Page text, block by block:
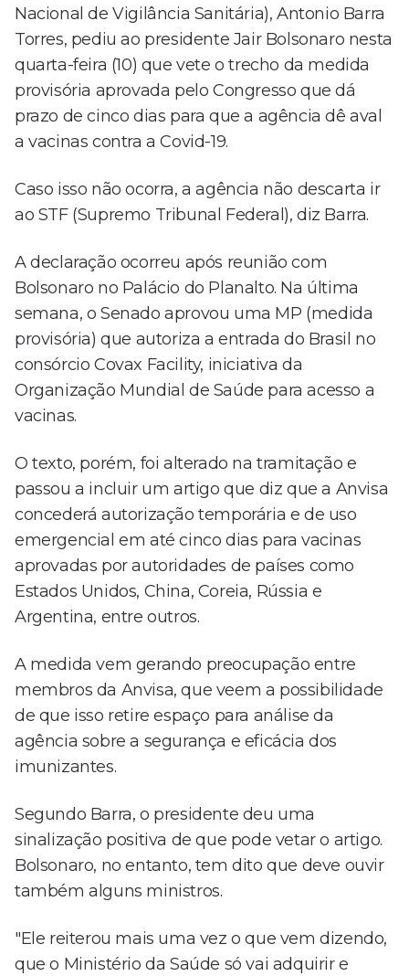
Nacional de Vigilância Sanitária), Antonio Barra
Torres, pediu ao presidente Jair Bolsonaro nesta
quarta-feira (10) que vete o trecho da medida
provisória aprovada pelo Congresso que dá
prazo de cinco dias para que a agência dê aval
a vacinas contra a Covid-19.
Caso isso não ocorra, a agência não descarta ir
ao STF (Supremo Tribunal Federal), diz Barra.
A declaração ocorreu após reunião com
Bolsonaro no Palácio do Planalto. Na última
semana, o Senado aprovou uma MP (medida
provisória) que autoriza a entrada do Brasil no
consórcio Covax Facility, iniciativa da
Organização Mundial de Saúde para acesso a
vacinas.
O texto, porém, foi alterado na tramitação e
passou a incluir um artigo que diz que a Anvisa
concederá autorização temporária e de uso
emergencial em até cinco dias para vacinas
aprovadas por autoridades de países como
Estados Unidos, China, Coreia, Rússia e
Argentina, entre outros.
A medida vem gerando preocupação entre
membros da Anvisa, que veem a possibilidade
de que isso retire espaço para análise da
agência sobre a segurança e eficácia dos
imunizantes.
Segundo Barra, o presidente deu uma
sinalização positiva de que pode vetar o artigo.
Bolsonaro, no entanto, tem dito que deve ouvir
também alguns ministros.
"Ele reiterou mais uma vez o que vem dizendo,
que o Ministério da Saúde só vai adquirir e